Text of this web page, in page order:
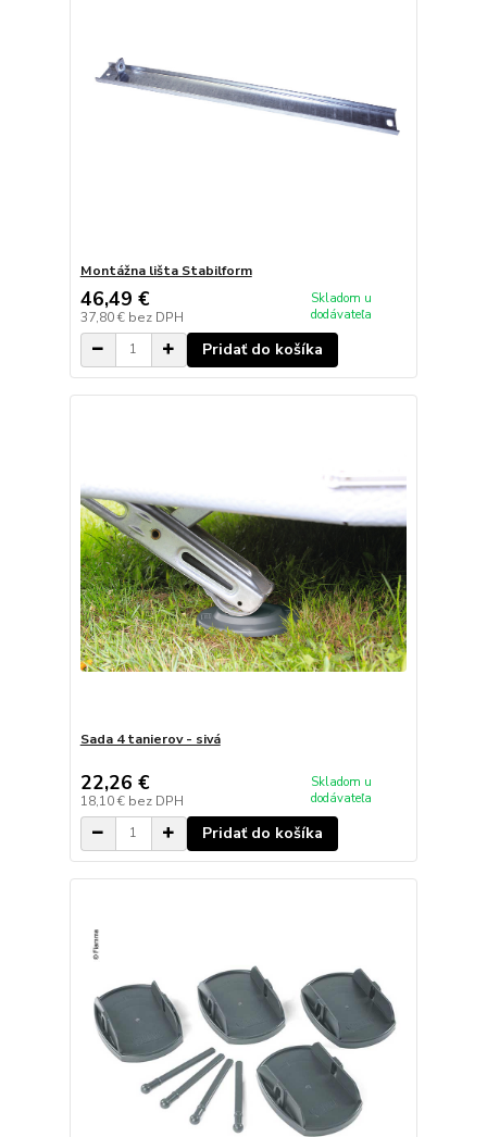
Montážna lišta Stabilform
46,49 €
37,80 € bez DPH
Skladom u
dodávateľa
Pridať do košíka
Sada 4 tanierov - sivá
22,26 €
18,10 € bez DPH
Skladom u
dodávateľa
Pridať do košíka